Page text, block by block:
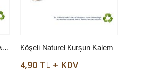
Yuvarlak Naturel Kurşun Kalem Köşeli Naturel Kurşun Kalem
4,90 TL + KDV